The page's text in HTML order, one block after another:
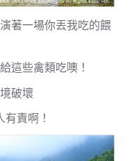
著一場你丟我吃的餵
這些禽類吃噢！
破壞
責啊！